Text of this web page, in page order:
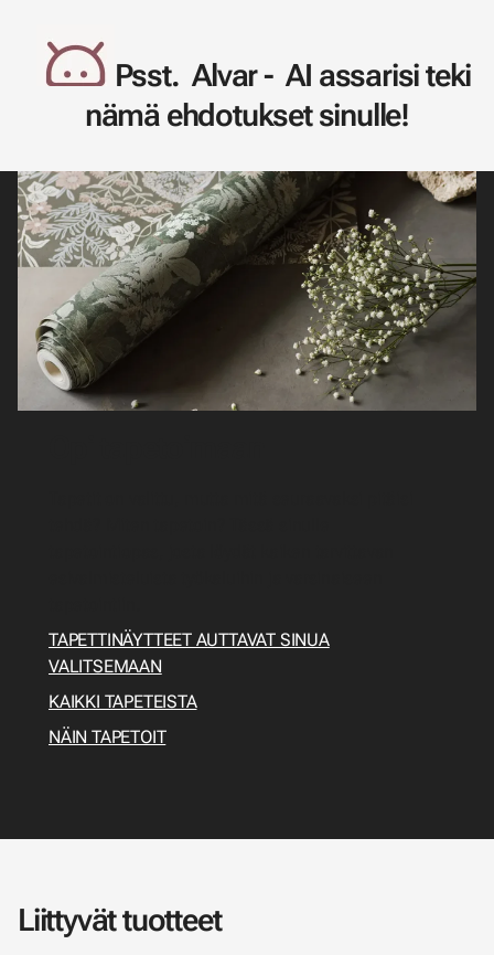
Psst. Alvar - AI assarisi teki
nämä ehdotukset sinulle!
TAPETTINÄYTTEET AUTTAVAT SINUA
VALITSEMAAN
KAIKKI TAPETEISTA
NÄIN TAPETOIT
Liittyvät tuotteet